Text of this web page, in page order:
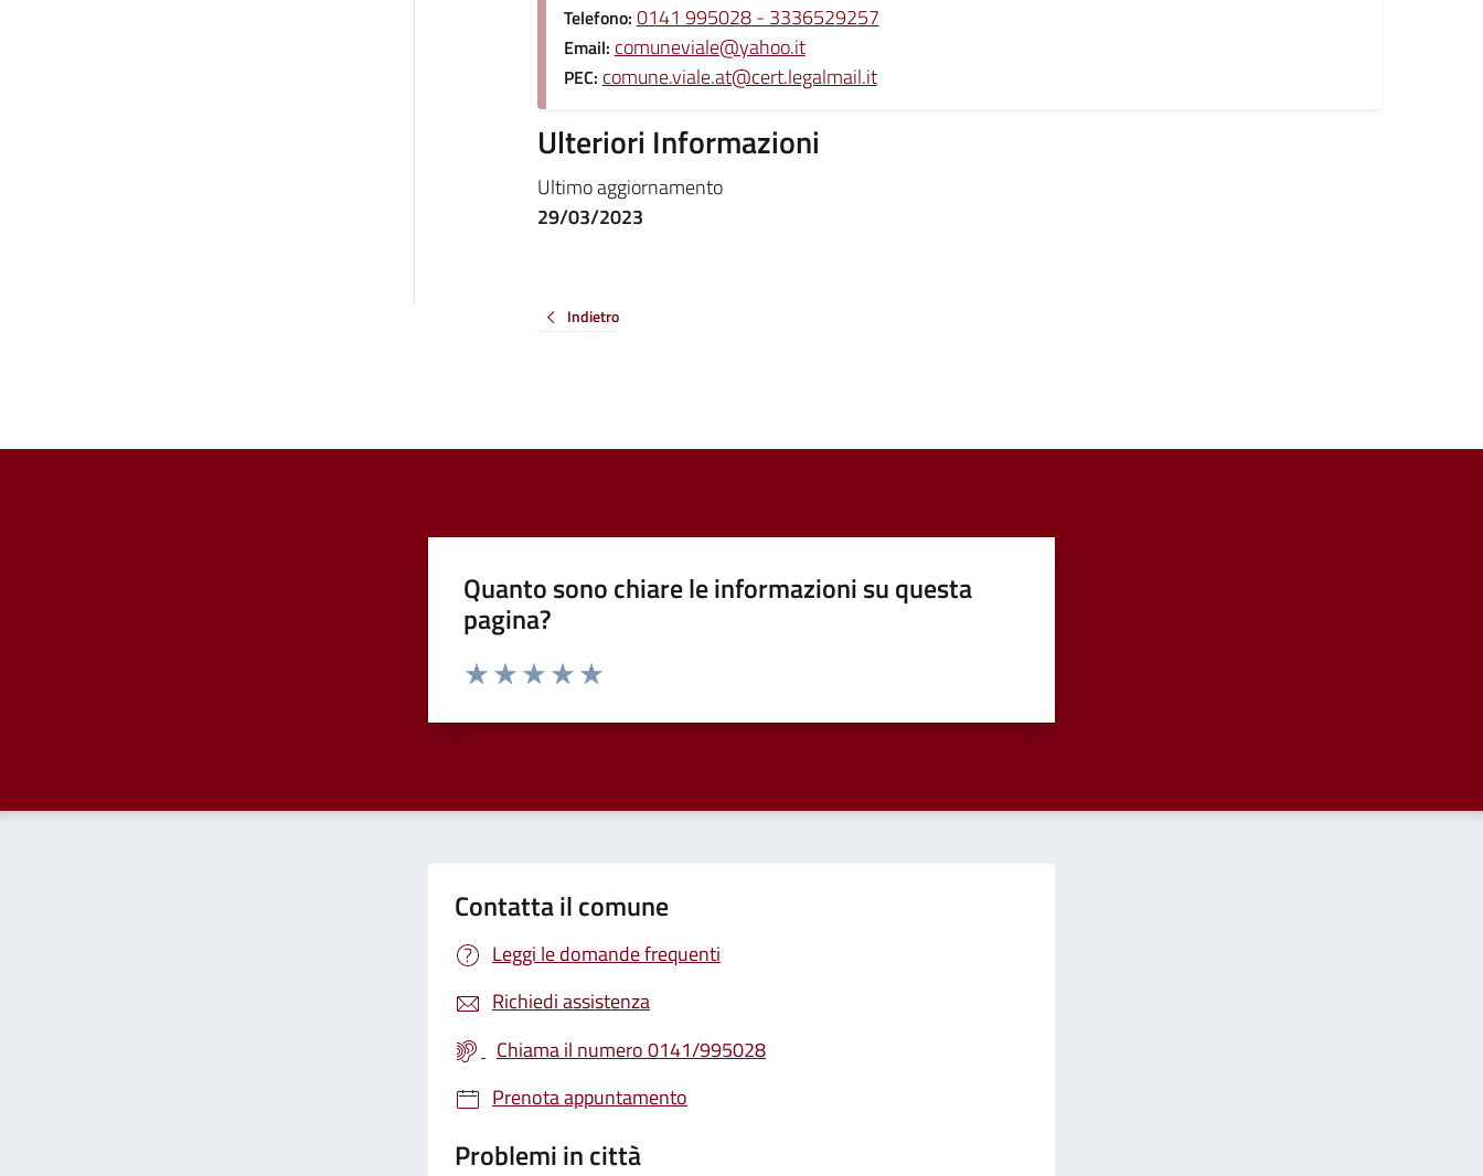
Telefono: 0141 995028 - 3336529257
Email: comuneviale@yahoo.it
PEC: comune.viale.at@cert.legalmail.it
Ulteriori Informazioni
Ultimo aggiornamento
29/03/2023
Indietro
Quanto sono chiare le informazioni su questa
pagina?
Valuta da 1 a 5 stelle la pagina
Contatta il comune
Leggi le domande frequenti
Richiedi assistenza
Chiama il numero 0141/995028
Prenota appuntamento
Problemi in città